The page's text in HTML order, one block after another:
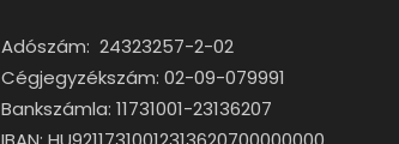
Adószám: 24323257-2-02
Cégjegyzékszám: 02-09-079991
Bankszámla: 11731001-23136207